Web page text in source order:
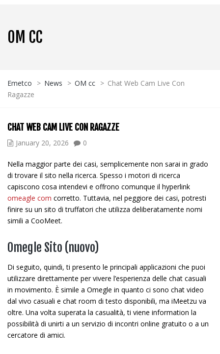
OM CC
Emetco > News > OM cc > Chat Web Cam Live Con
Ragazze
CHAT WEB CAM LIVE CON RAGAZZE
January 20, 2026 0
Nella maggior parte dei casi, semplicemente non sarai in grado
di trovare il sito nella ricerca. Spesso i motori di ricerca
capiscono cosa intendevi e offrono comunque il hyperlink
omeagle com corretto. Tuttavia, nel peggiore dei casi, potresti
finire su un sito di truffatori che utilizza deliberatamente nomi
simili a CooMeet.
Omegle Sito (nuovo)
Di seguito, quindi, ti presento le principali applicazioni che puoi
utilizzare direttamente per vivere l’esperienza delle chat casuali
in movimento. È simile a Omegle in quanto ci sono chat video
dal vivo casuali e chat room di testo disponibili, ma iMeetzu va
oltre. Una volta superata la casualità, ti viene information la
possibilità di unirti a un servizio di incontri online gratuito o a un
cercatore di amici.